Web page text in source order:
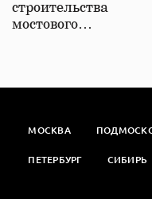
строительства
мостового…
МОСКВА
ПЕТЕРБУРГ СИБИРЬ